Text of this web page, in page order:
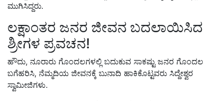
ಮುಗಿಸಿದ್ದರು.
ಲಕ್ಷಾಂತರ ಜನರ ಜೀವನ ಬದಲಾಯಿಸಿದ
ಶ್ರೀಗಳ ಪ್ರವಚನ!
ಹೌದು, ನೂರಾರು ಗೊಂದಲಗಳಲ್ಲಿ ಬದುಕುವ ಸಾಕಷ್ಟು ಜನರ ಗೊಂದಲ
ಬಗೆಹರಿಸಿ, ನೆಮ್ಮದಿಯ ಜೀವನಕ್ಕೆ ಬುನಾದಿ ಹಾಕಿಕೊಟ್ಟವರು ಸಿದ್ದೇಶ್ವರ
ಸ್ವಾಮೀಜಿಗಳು.